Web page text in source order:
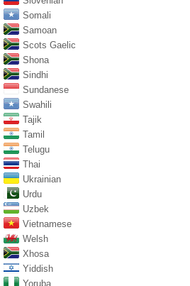
Somali
Samoan
Scots Gaelic
Shona
Sindhi
Sundanese
Swahili
Tajik
Tamil
Telugu
Thai
Ukrainian
Urdu
Uzbek
Vietnamese
Welsh
Xhosa
Yiddish
Yoruba